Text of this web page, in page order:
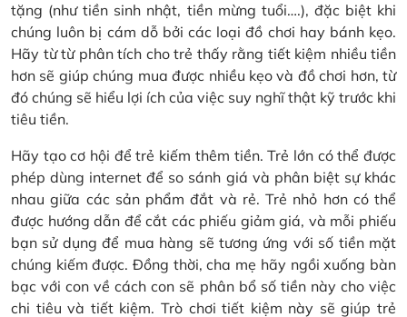
tặng (như tiền sinh nhật, tiền mừng tuổi….), đặc biệt khi
chúng luôn bị cám dỗ bởi các loại đồ chơi hay bánh kẹo.
Hãy từ từ phân tích cho trẻ thấy rằng tiết kiệm nhiều tiền
hơn sẽ giúp chúng mua được nhiều kẹo và đồ chơi hơn, từ
đó chúng sẽ hiểu lợi ích của việc suy nghĩ thật kỹ trước khi
tiêu tiền.
Hãy tạo cơ hội để trẻ kiếm thêm tiền. Trẻ lớn có thể được
phép dùng internet để so sánh giá và phân biệt sự khác
nhau giữa các sản phẩm đắt và rẻ. Trẻ nhỏ hơn có thể
được hướng dẫn để cắt các phiếu giảm giá, và mỗi phiếu
bạn sử dụng để mua hàng sẽ tương ứng với số tiền mặt
chúng kiếm được. Đồng thời, cha mẹ hãy ngồi xuống bàn
bạc với con về cách con sẽ phân bổ số tiền này cho việc
chi tiêu và tiết kiệm. Trò chơi tiết kiệm này sẽ giúp trẻ